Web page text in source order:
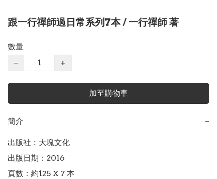
跟一行禪師過日常系列7本 / 一行禪師 著
數量
−
+
加至購物車
簡介 −
出版社：大塊文化
出版日期：2016
頁數：約125 X 7 本